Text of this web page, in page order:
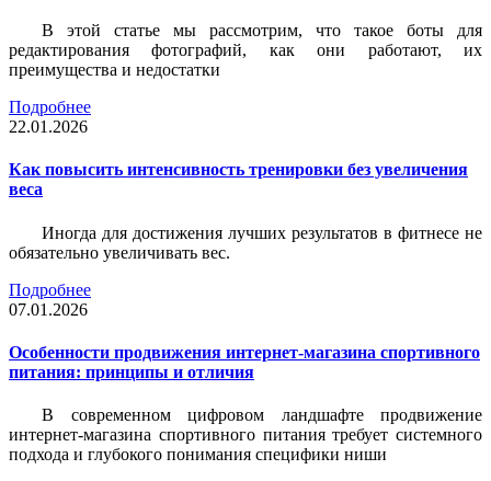
В этой статье мы рассмотрим, что такое боты для
редактирования фотографий, как они работают, их
преимущества и недостатки
Подробнее
22.01.2026
Как повысить интенсивность тренировки без увеличения
веса
Иногда для достижения лучших результатов в фитнесе не
обязательно увеличивать вес.
Подробнее
07.01.2026
Особенности продвижения интернет-магазина спортивного
питания: принципы и отличия
В современном цифровом ландшафте продвижение
интернет-магазина спортивного питания требует системного
подхода и глубокого понимания специфики ниши